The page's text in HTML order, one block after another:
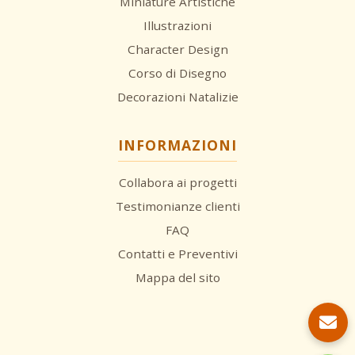
Illustrazioni
Character Design
Corso di Disegno
Decorazioni Natalizie
INFORMAZIONI
Collabora ai progetti
Testimonianze clienti
FAQ
Contatti e Preventivi
Mappa del sito